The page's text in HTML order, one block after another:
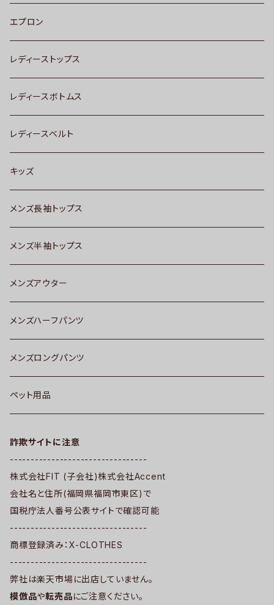
エプロン
レディーストップス
レディースボトムス
レディースベルト
キッズ
メンズ長袖トップス
メンズ半袖トップス
メンズアウター
メンズハーフパンツ
メンズロングパンツ
ペット用品
詐欺サイトに注意
---------------------------------
株式会社FIT (子会社)株式会社Accent
会社名と住所(福岡県福岡市東区)で
国税庁法人番号公表サイトで確認可能
---------------------------------
商標登録済み：X-CLOTHES
---------------------------------
弊社は楽天市場に出店していません。
模倣品や転売品にご注意ください。